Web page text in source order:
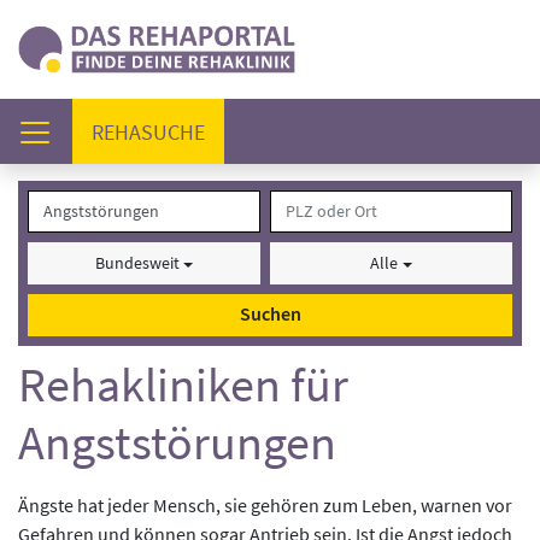
REHASUCHE(AKTUELL)
Bundesweit Alle
Suchen
Rehakliniken für
Angststörungen
Ängste hat jeder Mensch, sie gehören zum Leben, warnen vor
Gefahren und können sogar Antrieb sein. Ist die Angst jedoch